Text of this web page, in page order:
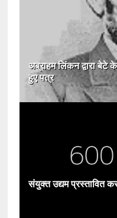
अब्राहम लिंकन द्वारा
हुए पत्र
संयुक्त उद्यम प्रस्तावित